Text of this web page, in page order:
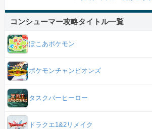
コンシューマー攻略タイトル一覧
ぽこあポケモン
ポケモンチャンピオンズ
タスクバーヒーロー
ドラクエ1&2リメイク